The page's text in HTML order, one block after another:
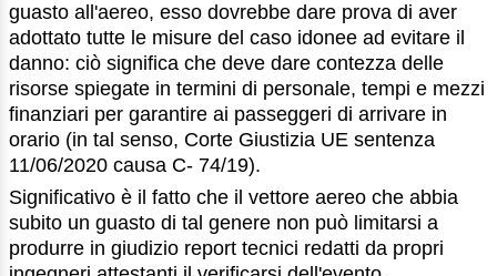
guasto all'aereo, esso dovrebbe dare prova di aver
adottato tutte le misure del caso idonee ad evitare il
danno: ciò significa che deve dare contezza delle
risorse spiegate in termini di personale, tempi e mezzi
finanziari per garantire ai passeggeri di arrivare in
orario (in tal senso, Corte Giustizia UE sentenza
11/06/2020 causa C- 74/19).
Significativo è il fatto che il vettore aereo che abbia
subito un guasto di tal genere non può limitarsi a
produrre in giudizio report tecnici redatti da propri